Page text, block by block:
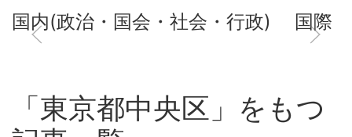
国内(政治・国会・社会・行政) 国際
「東京都中央区」をもつ